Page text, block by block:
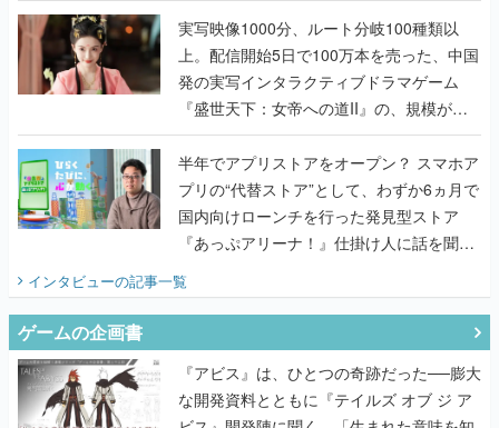
んだレジェンド2人に訊く開発秘話
実写映像1000分、ルート分岐100種類以
上。配信開始5日で100万本を売った、中国
発の実写インタラクティブドラマゲーム
『盛世天下：女帝への道II』の、規模が違
うこだわりをプロデューサーに聞いた
半年でアプリストアをオープン？ スマホア
プリの“代替ストア”として、わずか6ヵ月で
国内向けローンチを行った発見型ストア
『あっぷアリーナ！』仕掛け人に話を聞い
てみた
インタビューの記事一覧
ゲームの企画書
『アビス』は、ひとつの奇跡だった──膨大
な開発資料とともに『テイルズ オブ ジ ア